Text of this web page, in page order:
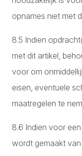
opnames niet met
8.5 Indien
met dit artikel,
voor om
eisen, eventuele
maatregelen te
8.6 Indien voor
wordt gemaakt